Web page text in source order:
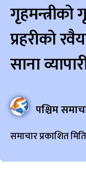
गृहमन्त्रीको
प्रहरीको
साना
पश्चिम
समाचार प्रकाशित